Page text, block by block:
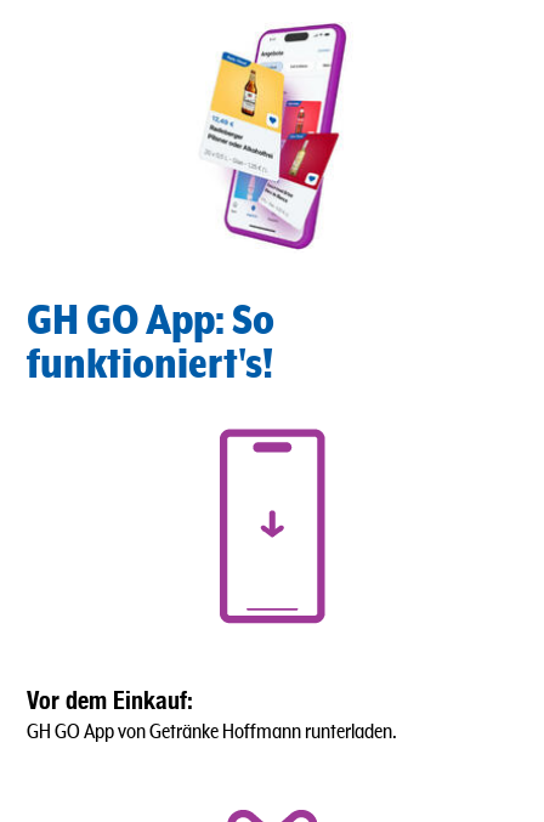
GH GO App: So
funktioniert's!
Vor dem Einkauf:
GH GO App von Getränke Hoffmann runterladen.